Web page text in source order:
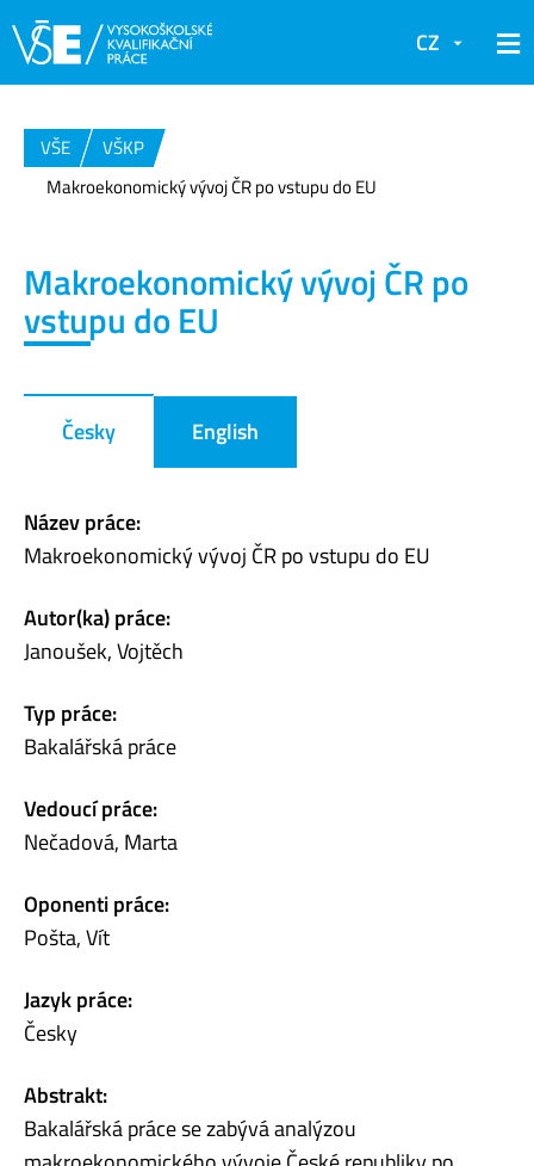
CZ
VŠE
VŠKP
Makroekonomický vývoj ČR po vstupu do EU
Makroekonomický vývoj ČR po
vstupu do EU
Česky English
Název práce:
Makroekonomický vývoj ČR po vstupu do EU
Autor(ka) práce:
Janoušek, Vojtěch
Typ práce:
Bakalářská práce
Vedoucí práce:
Nečadová, Marta
Oponenti práce:
Pošta, Vít
Jazyk práce:
Česky
Abstrakt:
Bakalářská práce se zabývá analýzou